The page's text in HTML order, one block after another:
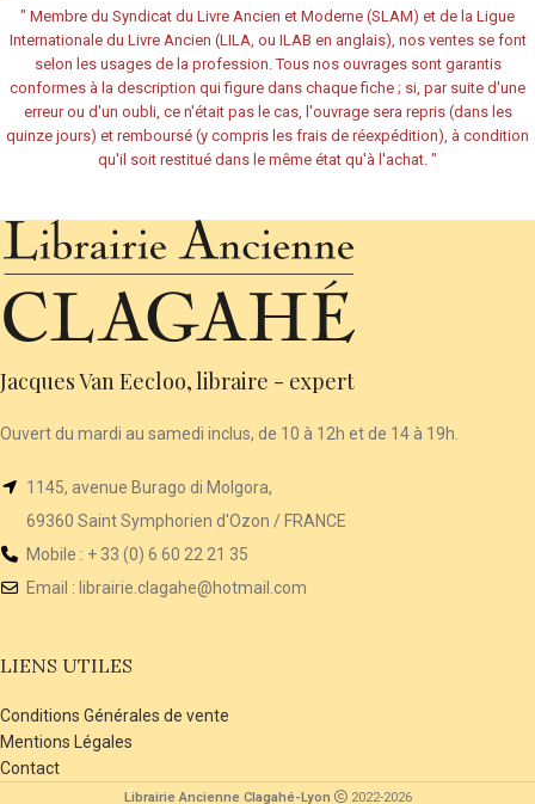
" Membre du Syndicat du Livre Ancien et Moderne (SLAM) et de la Ligue
Internationale du Livre Ancien (LILA, ou ILAB en anglais), nos ventes se font
selon les usages de la profession. Tous nos ouvrages sont garantis
conformes à la description qui figure dans chaque fiche ; si, par suite d'une
erreur ou d'un oubli, ce n'était pas le cas, l'ouvrage sera repris (dans les
quinze jours) et remboursé (y compris les frais de réexpédition), à condition
qu'il soit restitué dans le même état qu'à l'achat. "
Jacques Van Eecloo, libraire - expert
Ouvert du mardi au samedi inclus, de 10 à 12h et de 14 à 19h.
1145, avenue Burago di Molgora,
69360 Saint Symphorien d'Ozon / FRANCE
Mobile : + 33 (0) 6 60 22 21 35
Email : librairie .clagahe@hotmail.com
LIENS UTILES
Conditions Générales de vente
Mentions Légales
Contact
Librairie Ancienne Clagahé-Lyon 2022-2026